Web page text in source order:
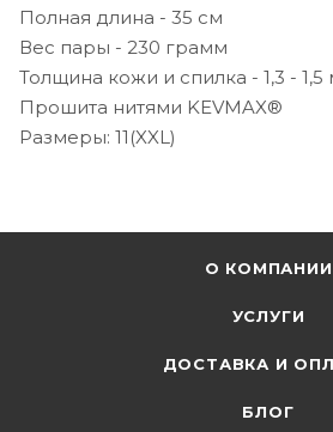
Полная длина - 35 см
Вес пары - 230 грамм
Толщина кожи и спилка - 1,3 - 1,5
Прошита нитями KEVMAX®
Размеры: 11(XXL)
О КОМПАНИИ
УСЛУГИ
ДОСТАВКА И
БЛОГ